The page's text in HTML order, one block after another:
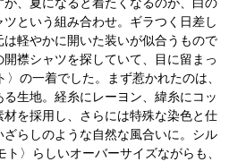
という組み合わせ。ギラつく日差し
軽やかに開いた装いが似合うもので
襟シャツを探していて、目に留まっ
の一着でした。まず惹かれたのは、
る生地。経糸にレーヨン、緯糸にコッ
材を採用し、さらには特殊な染色と仕
ざらしのような自然な風合いに。シル
〉らしいオーバーサイズながらも、